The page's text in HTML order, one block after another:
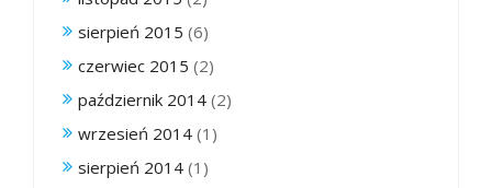
sierpień 2015 (6)
czerwiec 2015 (2)
październik 2014 (2)
wrzesień 2014 (1)
sierpień 2014 (1)